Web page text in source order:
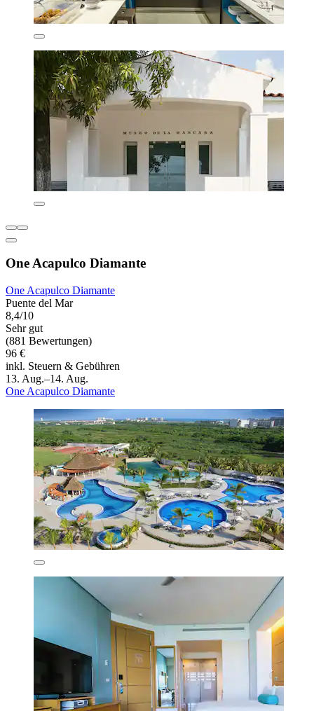
One Acapulco Diamante
One Acapulco Diamante
Puente del Mar
8,4/10
Sehr gut
(881 Bewertungen)
96 €
inkl. Steuern & Gebühren
13. Aug.–14. Aug.
One Acapulco Diamante